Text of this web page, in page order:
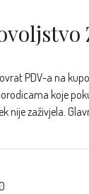
PDV-a na
koje
nije zaživjela.